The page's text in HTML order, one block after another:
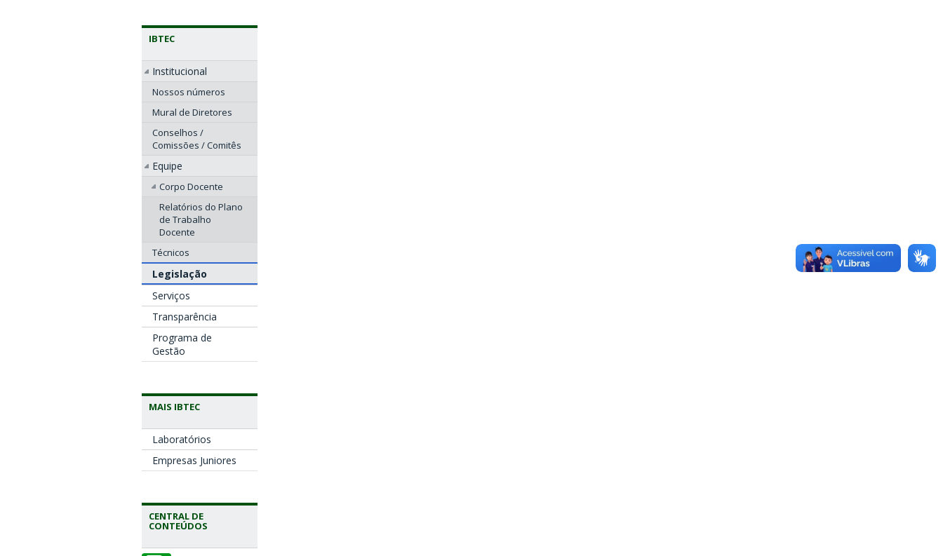
IBTEC
Institucional
Nossos números
Mural de Diretores
Conselhos /
Comissões / Comitês
Equipe
Corpo Docente
Relatórios do Plano
de Trabalho
Docente
Técnicos
Legislação
Serviços
Transparência
Programa de
Gestão
MAIS IBTEC
Laboratórios
Empresas Juniores
CENTRAL DE
CONTEÚDOS